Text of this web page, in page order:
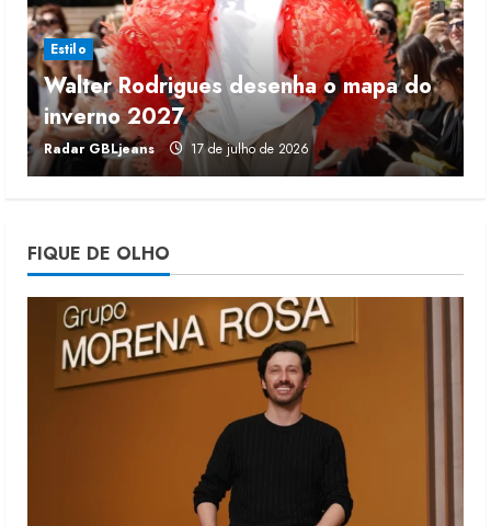
3
5 de agosto de 2026
4
Fakini prevê R$345 milhões de
receita em 2026
4 de agosto de 2026
5
Projeto testa passaporte digital na
moda nacional
4 de agosto de 2026
Estilo
Walter Rodrigues desenha o mapa do
inverno 2027
Radar GBLjeans 17 de julho de 2026
FIQUE DE OLHO